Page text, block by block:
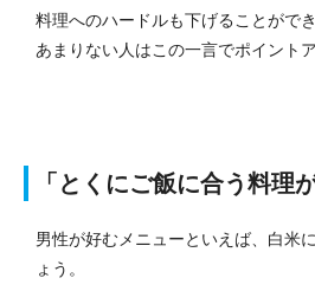
料理へのハードルも下げることがで
あまりない人はこの一言でポイント
「とくにご飯に合う料理
男性が好むメニューといえば、白米
ょう。